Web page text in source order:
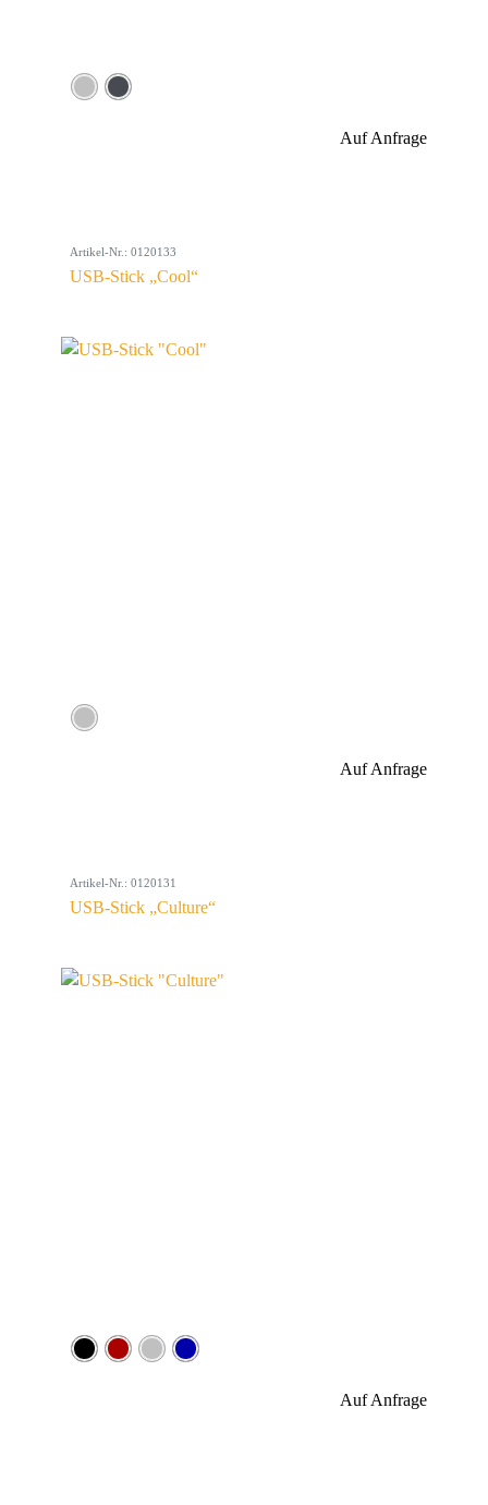
Auf Anfrage
Artikel-Nr.: 0120133
USB-Stick „Cool“
Auf Anfrage
Artikel-Nr.: 0120131
USB-Stick „Culture“
Auf Anfrage